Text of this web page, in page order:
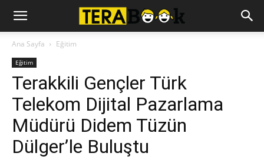
Ana Sayfa Eğitim
Eğitim
Terakkili Gençler Türk
Telekom Dijital Pazarlama
Müdürü Didem Tüzün
Dülger’le Buluştu